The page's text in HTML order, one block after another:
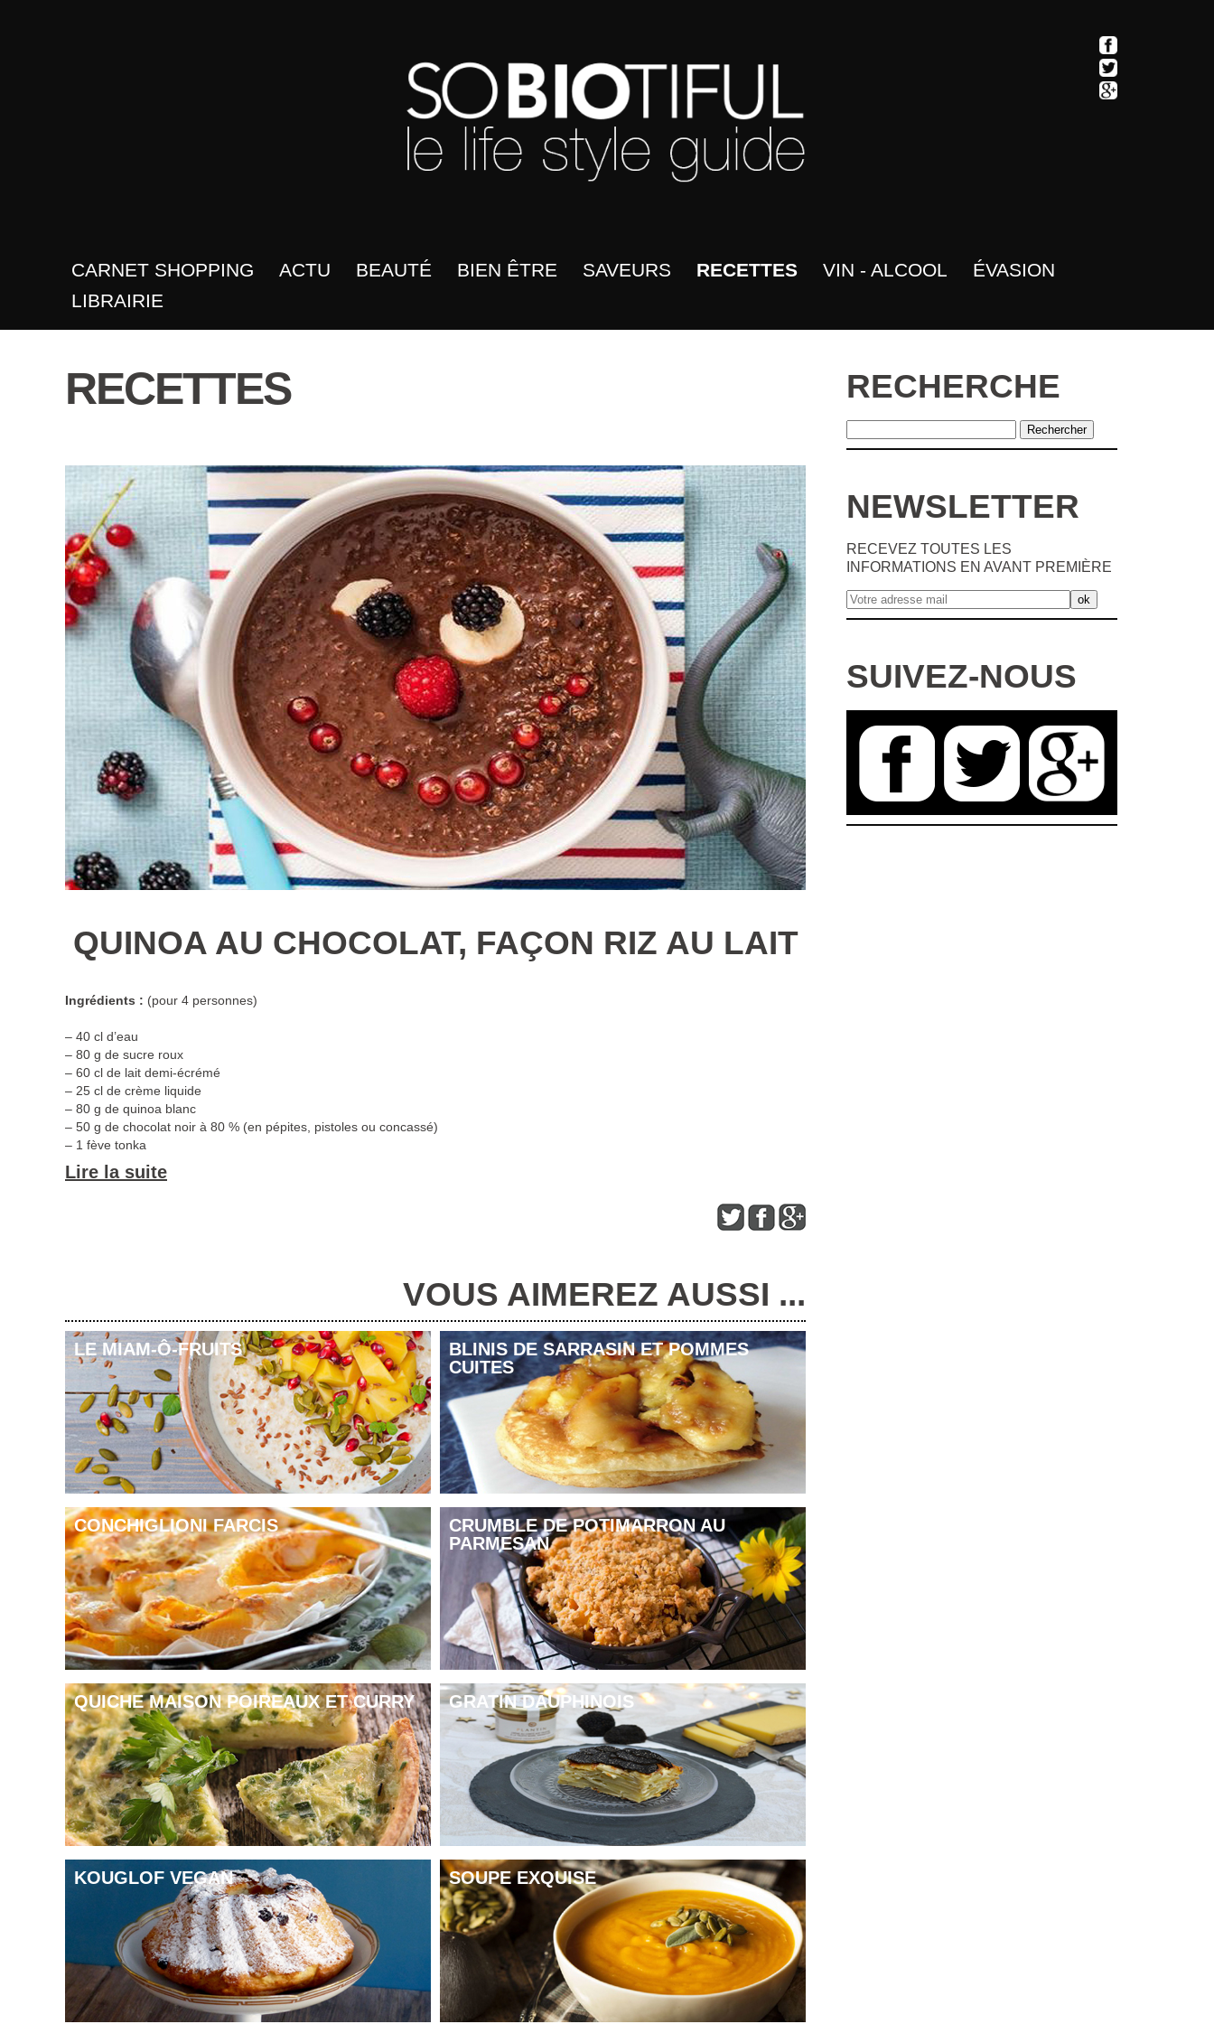
CARNET SHOPPING ACTU BEAUTÉ BIEN ÊTRE SAVEURS RECETTES VIN - ALCOOL
ÉVASION
LIBRAIRIE
RECETTES
QUINOA AU CHOCOLAT, FAÇON RIZ AU LAIT
Ingrédients : (pour 4 personnes)
– 40 cl d’eau
– 80 g de sucre roux
– 60 cl de lait demi-écrémé
– 25 cl de crème liquide
– 80 g de quinoa blanc
– 50 g de chocolat noir à 80 % (en pépites, pistoles ou concassé)
– 1 fève tonka
– 1 bonne pincée de poivre du moulin
1. Dans une casserole, faire chauffer l’eau, y plonger le quinoa préalablement rincé, cuire 5 minutes et égoutter.
2. Dans autre une casserole, faire chauffer le lait et le sucre, incorporer le quinoa rincé et égoutté.
3. Ajouter le chocolat, la pincée de poivre et une pincée de fève tonka.
4. Cuire à feu doux 30 minutes.
5. Au bout de 20 minutes de cuisson, verser la crème liquide.
6. Présenter cette recette au chocolat, tiède.
Lire la suite
VOUS AIMEREZ AUSSI ...
LE MIAM-Ô-FRUITS
BLINIS DE SARRASIN ET POMMES
CUITES
CONCHIGLIONI FARCIS
CRUMBLE DE POTIMARRON AU
PARMESAN
QUICHE MAISON POIREAUX ET CURRY GRATIN DAUPHINOIS
KOUGLOF VEGAN SOUPE EXQUISE
RECHERCHE
NEWSLETTER
RECEVEZ TOUTES LES
INFORMATIONS EN AVANT PREMIÈRE
SUIVEZ-NOUS